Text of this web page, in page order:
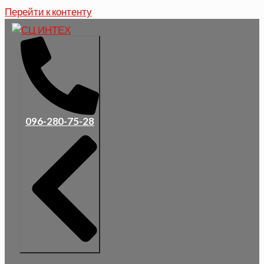
Перейти к контенту
096-280-75-28